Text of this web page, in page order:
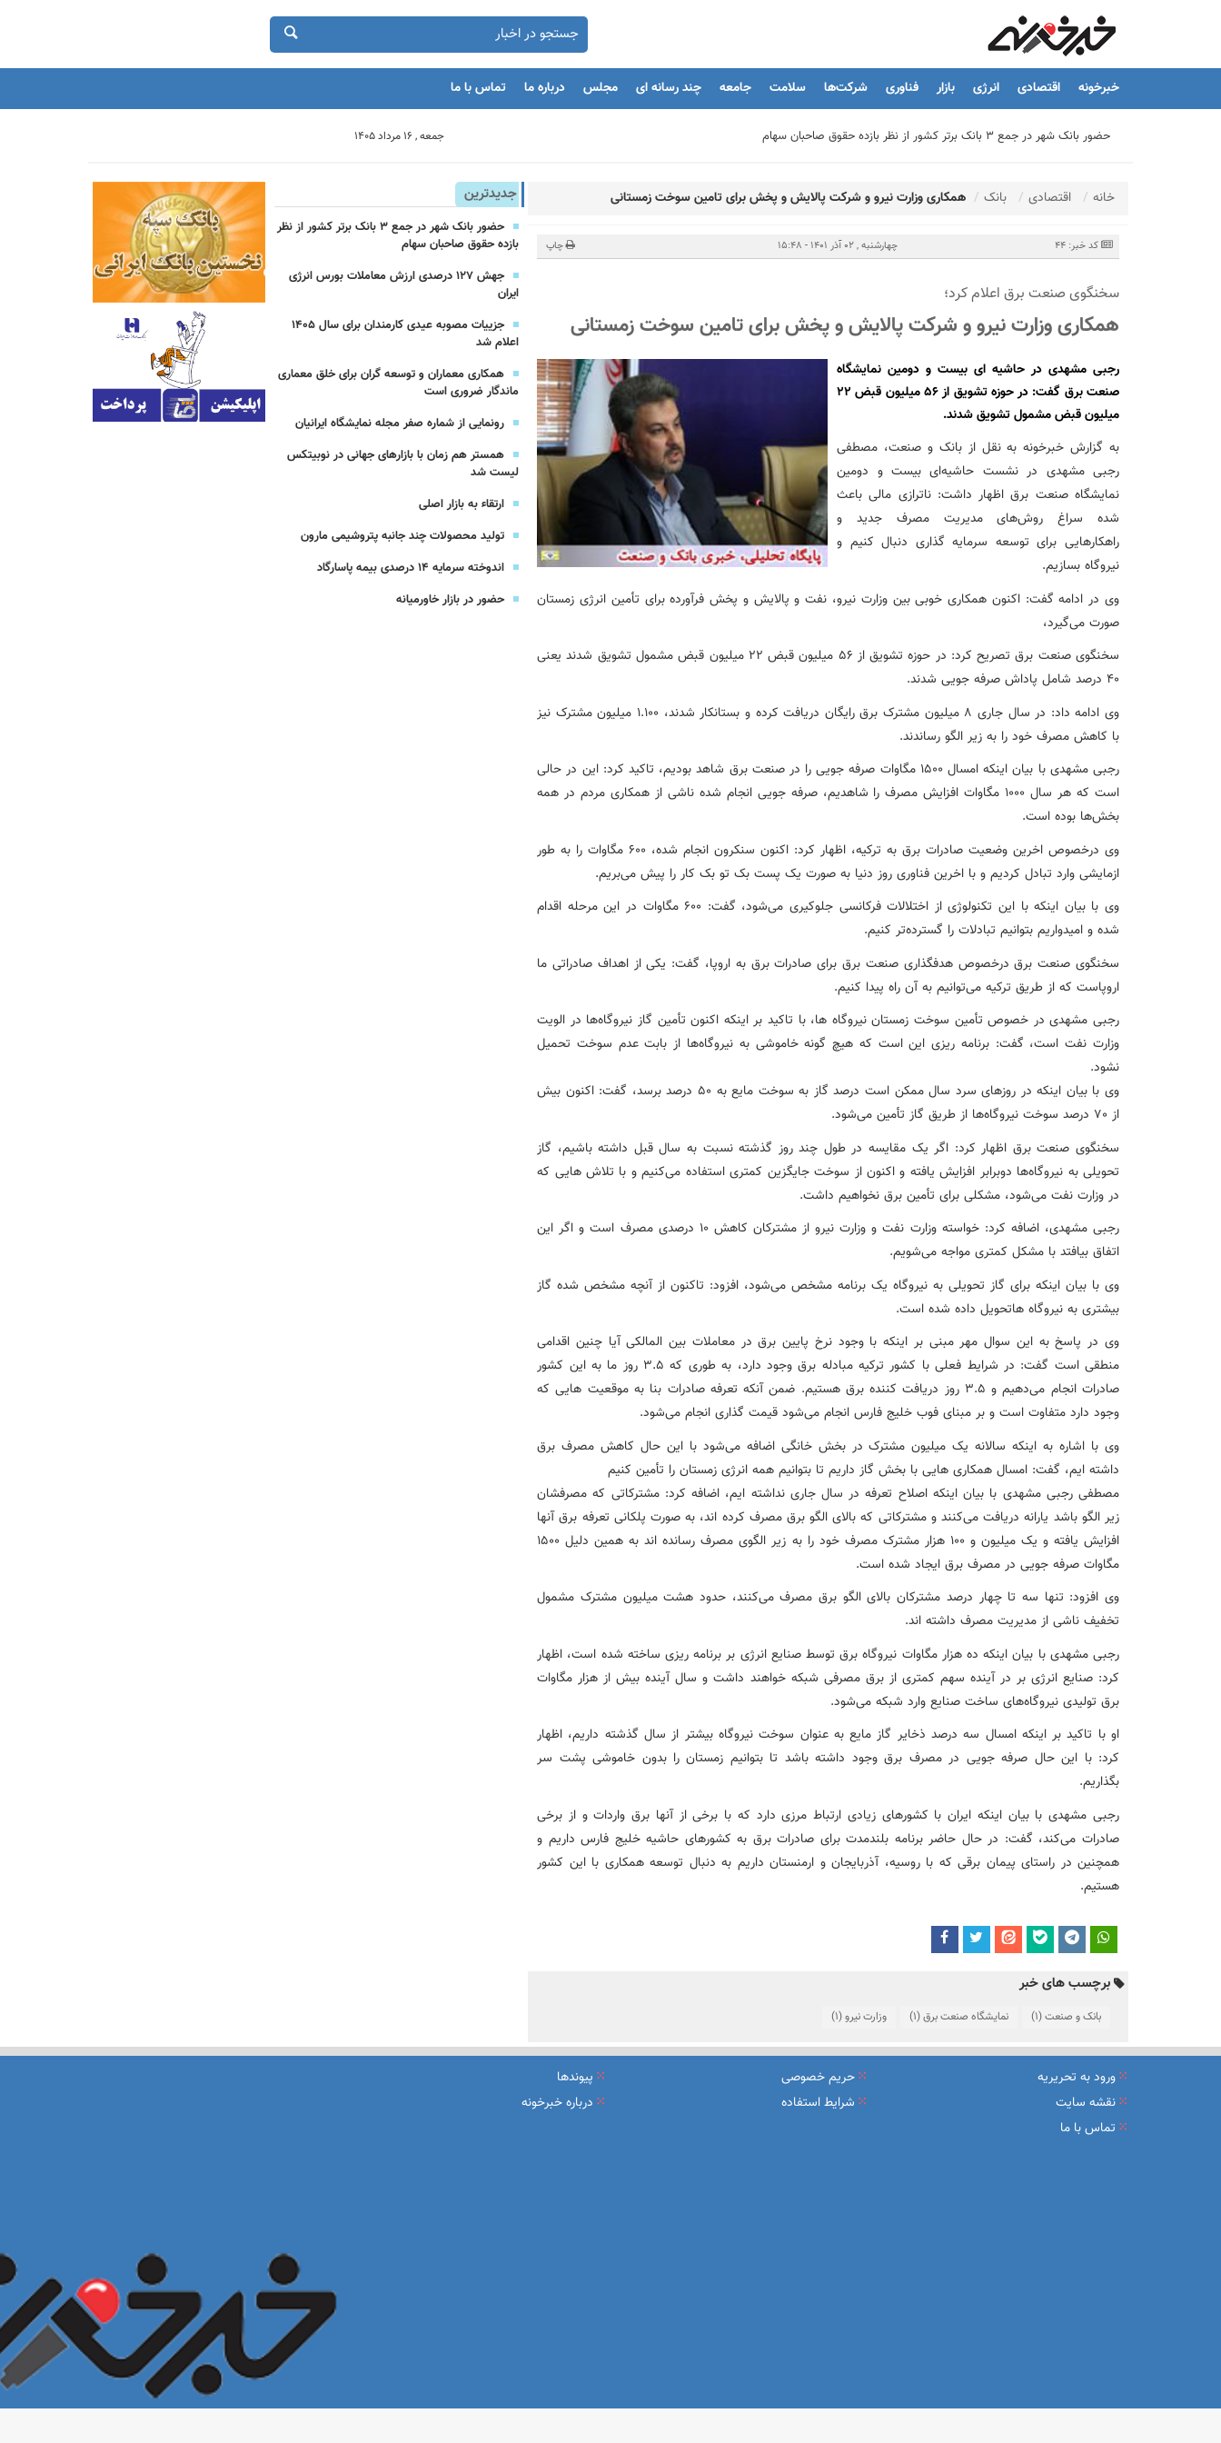
خبرخونه اقتصادی انرژی بازار فناوری شرکت‌ها سلامت جامعه چند رسانه ای مجلس درباره ما تماس با ما
حضور بانک شهر در جمع ۳ بانک برتر کشور از نظر بازده حقوق صاحبان سهام
هشدار نایب رئیس اتحادیه املاک: فروش متری مسکن می‌تواند سرمایه‌گذاران را با بحران مواجه کند
تسهیلات قرض‌الحسنه ازدواج و فرزندآوری به ۲۵۰ هزار میلیارد تومان رسید
نشست تشریح برنامه های عملیاتی شعب در سال جاری با حضور مدیرعامل و مدیران ارشد بانک
عقد تفاهم نامه عرضه محصول «مستمری مادام العمر ارس» بین شرکت بیمه باران و گروه صنعتی انتخاب
وزیر اقتصاد در جمع خبرنگاران در اسلامشهر: در اجرای قانون تسهیل مجوزهای كسب‌و‌كار بی‌اغماض عمل می‌كنیم
آغاز فرایند اجرایی طرح مولدسازی بعد از نوروز
طرح آتیه ملی ؛ محصول جدید و منحصربفرد بانک ملی ایران
جمعه , 16 مرداد 1405
خانه اقتصادی بانک همکاری وزارت نیرو و شرکت پالایش و پخش برای تامین سوخت زمستانی
کد خبر: 44 چهارشنبه , 02 آذر 1401 - 15:48 چاپ
سخنگوی صنعت برق اعلام کرد؛
همکاری وزارت نیرو و شرکت پالایش و پخش برای تامین سوخت زمستانی
رجبی مشهدی در حاشیه ای بیست و دومین نمایشگاه
صنعت برق گفت: در حوزه تشویق از 56 میلیون قبض 22
میلیون قبض مشمول تشویق شدند.
به گزارش خبرخونه به نقل از بانک و صنعت، مصطفی
رجبی مشهدی در نشست حاشیه‌ای بیست و دومین
نمایشگاه صنعت برق اظهار داشت: ناترازی مالی باعث
شده سراغ روش‌های مدیریت مصرف جدید و
راهکارهایی برای توسعه سرمایه گذاری دنبال کنیم و
نیروگاه بسازیم.
وی در ادامه گفت: اکنون همکاری خوبی بین وزارت نیرو، نفت و پالایش و پخش فرآورده برای تأمین انرژی زمستان
صورت می‌گیرد،
سخنگوی صنعت برق تصریح کرد: در حوزه تشویق از 56 میلیون قبض 22 میلیون قبض مشمول تشویق شدند یعنی
40 درصد شامل پاداش صرفه جویی شدند.
وی ادامه داد: در سال جاری 8 میلیون مشترک برق رایگان دریافت کرده و بستانکار شدند، 1.100 میلیون مشترک نیز
با کاهش مصرف خود را به زیر الگو رساندند.
رجبی مشهدی با بیان اینکه امسال 1500 مگاوات صرفه جویی را در صنعت برق شاهد بودیم، تاکید کرد: این در حالی
است که هر سال 1000 مگاوات افزایش مصرف را شاهدیم، صرفه جویی انجام شده ناشی از همکاری مردم در همه
بخش‌ها بوده است.
وی درخصوص اخرین وضعیت صادرات برق به ترکیه، اظهار کرد: اکنون سنکرون انجام شده، 600 مگاوات را به طور
ازمایشی وارد تبادل کردیم و با اخرین فناوری روز دنیا به صورت یک پست بک تو بک کار را پیش می‌بریم.
وی با بیان اینکه با این تکنولوژی از اختلالات فرکانسی جلوکیری می‌شود، گفت: 600 مگاوات در این مرحله اقدام
شده و امیدواریم بتوانیم تبادلات را گسترده‌تر کنیم.
سخنگوی صنعت برق درخصوص هدفگذاری صنعت برق برای صادرات برق به اروپا، گفت: یکی از اهداف صادراتی ما
اروپاست که از طریق ترکیه می‌توانیم به آن راه پیدا کنیم.
رجبی مشهدی در خصوص تأمین سوخت زمستان نیروگاه ها، با تاکید بر اینکه اکنون تأمین گاز نیروگاه‌ها در الویت
وزارت نفت است، گفت: برنامه ریزی این است که هیچ گونه خاموشی به نیروگاه‌ها از بابت عدم سوخت تحمیل
نشود.
وی با بیان اینکه در روزهای سرد سال ممکن است درصد گاز به سوخت مایع به 50 درصد برسد، گفت: اکنون بیش
از 70 درصد سوخت نیروگاه‌ها از طریق گاز تأمین می‌شود.
سخنگوی صنعت برق اظهار کرد: اگر یک مقایسه در طول چند روز گذشته نسبت به سال قبل داشته باشیم، گاز
تحویلی به نیروگاه‌ها دوبرابر افزایش یافته و اکنون از سوخت جایگزین کمتری استفاده می‌کنیم و با تلاش هایی که
در وزارت نفت می‌شود، مشکلی برای تأمین برق نخواهیم داشت.
رجبی مشهدی، اضافه کرد: خواسته وزارت نفت و وزارت نیرو از مشترکان کاهش 10 درصدی مصرف است و اگر این
اتفاق بیافتد با مشکل کمتری مواجه می‌شویم.
وی با بیان اینکه برای گاز تحویلی به نیروگاه یک برنامه مشخص می‌شود، افزود: تاکنون از آنچه مشخص شده گاز
بیشتری به نیروگاه هاتحویل داده شده است.
وی در پاسخ به این سوال مهر مبنی بر اینکه با وجود نرخ پایین برق در معاملات بین المالکی آیا چنین اقدامی
منطقی است گفت: در شرایط فعلی با کشور ترکیه مبادله برق وجود دارد، به طوری که 3.5 روز ما به این کشور
صادرات انجام می‌دهیم و 3.5 روز دریافت کننده برق هستیم. ضمن آنکه تعرفه صادرات بنا به موقعیت هایی که
وجود دارد متفاوت است و بر مبنای فوب خلیج فارس انجام می‌شود قیمت گذاری انجام می‌شود.
وی با اشاره به اینکه سالانه یک میلیون مشترک در بخش خانگی اضافه می‌شود با این حال کاهش مصرف برق
داشته ایم، گفت: امسال همکاری هایی با بخش گاز داریم تا بتوانیم همه انرژی زمستان را تأمین کنیم
مصطفی رجبی مشهدی با بیان اینکه اصلاح تعرفه در سال جاری نداشته ایم، اضافه کرد: مشترکاتی که مصرفشان
زیر الگو باشد یارانه دریافت می‌کنند و مشترکاتی که بالای الگو برق مصرف کرده اند، به صورت پلکانی تعرفه برق آنها
افزایش یافته و یک میلیون و 100 هزار مشترک مصرف خود را به زیر الگوی مصرف رسانده اند به همین دلیل 1500
مگاوات صرفه جویی در مصرف برق ایجاد شده است.
وی افزود: تنها سه تا چهار درصد مشترکان بالای الگو برق مصرف می‌کنند، حدود هشت میلیون مشترک مشمول
تخفیف ناشی از مدیریت مصرف داشته اند.
رجبی مشهدی با بیان اینکه ده هزار مگاوات نیروگاه برق توسط صنایع انرژی بر برنامه ریزی ساخته شده است، اظهار
کرد: صنایع انرژی بر در آینده سهم کمتری از برق مصرفی شبکه خواهند داشت و سال آینده بیش از هزار مگاوات
برق تولیدی نیروگاه‌های ساخت صنایع وارد شبکه می‌شود.
او با تاکید بر اینکه امسال سه درصد ذخایر گاز مایع به عنوان سوخت نیروگاه بیشتر از سال گذشته داریم، اظهار
کرد: با این حال صرفه جویی در مصرف برق وجود داشته باشد تا بتوانیم زمستان را بدون خاموشی پشت سر
بگذاریم.
رجبی مشهدی با بیان اینکه ایران با کشورهای زیادی ارتباط مرزی دارد که با برخی از آنها برق واردات و از برخی
صادرات می‌کند، گفت: در حال حاضر برنامه بلندمدت برای صادرات برق به کشورهای حاشیه خلیج فارس داریم و
همچنین در راستای پیمان برقی که با روسیه، آذربایجان و ارمنستان داریم به دنبال توسعه همکاری با این کشور
هستیم.
برچسب های خبر
بانک و صنعت(1) نمایشگاه صنعت برق(1) وزارت نیرو(1)
جدیدترین
حضور بانک شهر در جمع ۳ بانک برتر کشور از نظر
بازده حقوق صاحبان سهام
جهش ۱۲۷ درصدی ارزش معاملات بورس انرژی
ایران
جزییات مصوبه عیدی کارمندان برای سال 1405
اعلام شد
همکاری معماران و توسعه گران برای خلق معماری
ماندگار ضروری است
رونمایی از شماره صفر مجله نمایشگاه ایرانیان
همستر هم زمان با بازارهای جهانی در نوبیتکس
لیست شد
ارتقاء به بازار اصلی
تولید محصولات چند جانبه پتروشیمی مارون
اندوخته سرمایه 14 درصدی بیمه پاسارگاد
حضور در بازار خاورمیانه
ورود به تحریریه
نقشه سایت
تماس با ما
حریم خصوصی
شرایط استفاده
پیوندها
درباره خبرخونه